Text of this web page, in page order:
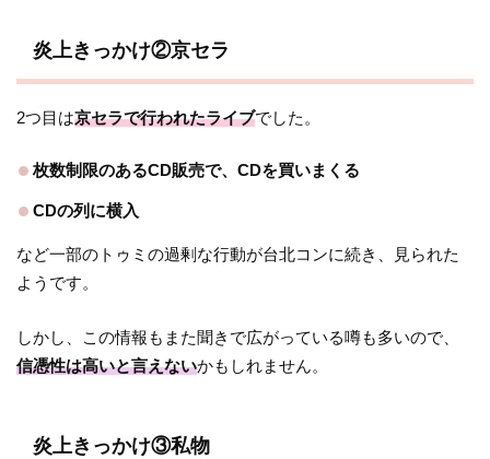
炎上きっかけ②京セラ
2つ目は京セラで行われたライブでした。
枚数制限のあるCD販売で、CDを買いまくる
CDの列に横入
など一部のトゥミの過剰な行動が台北コンに続き、見られた
ようです。
しかし、この情報もまた聞きで広がっている噂も多いので、
信憑性は高いと言えないかもしれません。
炎上きっかけ③私物